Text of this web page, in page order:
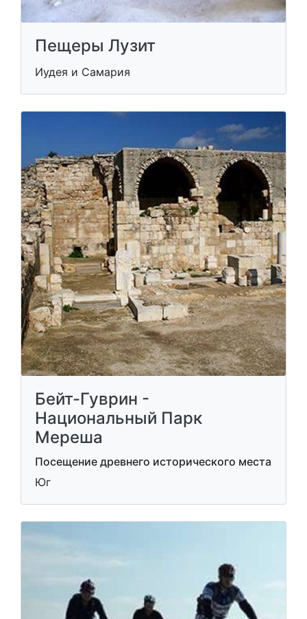
Пещеры Лузит
Иудея и Самария
Бейт-Гуврин -
Национальный Парк
Мереша
Посещение древнего исторического места
Юг